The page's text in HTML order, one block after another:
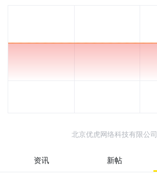
北京优虎网络科技有限公司
资讯 新帖